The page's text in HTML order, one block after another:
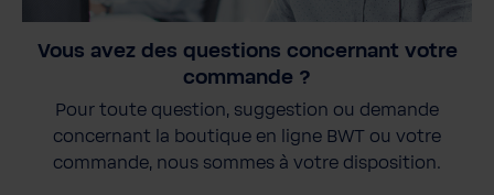
Vous avez des questions concernant votre
commande ?
Pour toute question, suggestion ou demande
concernant la boutique en ligne BWT ou votre
commande, nous sommes à votre disposition.